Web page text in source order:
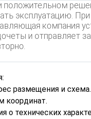
положительном
эксплуатацию.
компания
и отправляет
размещения и
координат.
о технических